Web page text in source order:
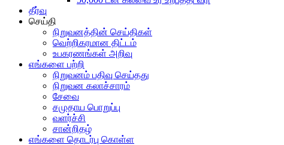
தீர்வு
செய்தி
நிறுவனத்தின் செய்திகள்
வெற்றிகரமான திட்டம்
உபகரணங்கள் அறிவு
எங்களை பற்றி
நிறுவனம் பதிவு செய்தது
நிறுவன கலாச்சாரம்
சேவை
சமுதாய பொறுப்பு
வளர்ச்சி
சான்றிதழ்
எங்களை தொடர்பு கொள்ள